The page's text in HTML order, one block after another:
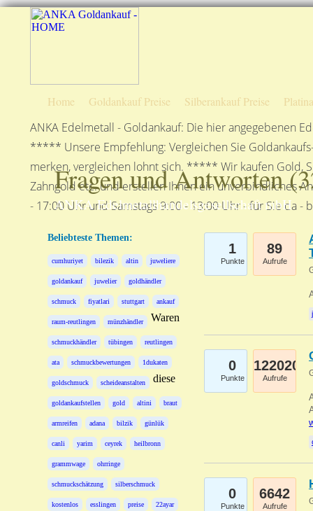
Home Goldankauf Preise Silberankauf Preise
ANKA Edelmetall - Goldankauf: Die hier angegebenen
***** Unsere Empfehlung: Vergleichen Sie
merken, vergleichen lohnt sich. ***** Wir kaufen Gold,
Zahngold etc. und erstellen Ihnen ein unverbindliches
- 17:00 Uhr und Samstags 9:00 - 13:00 Uhr - für Sie
Fragen und Antworten (
ANKA Edelmetallhandelsgesellschaft mbH
Beliebteste Themen:
cumhuriyet bilezik altin juweliere
goldankauf juwelier goldhändler
schmuck fiyatlari stuttgart ankauf
raum-reutlingen münzhändler
schmuckhändler tübingen reutlingen
ata schmuckbewertungen 1dukaten
goldschmuck scheideanstalten
goldankaufstellen gold altini braut
armreifen adana bilzik günlük
canli yarim ceyrek heilbronn
grammwage ohrringe
schmuckschätzung silberschmuck
kostenlos esslingen preise 22ayar
Waren
diese
1
Punkte
89
Aufrufe
0
Punkte
122020
Aufrufe
0
Punkte
6642
Aufrufe